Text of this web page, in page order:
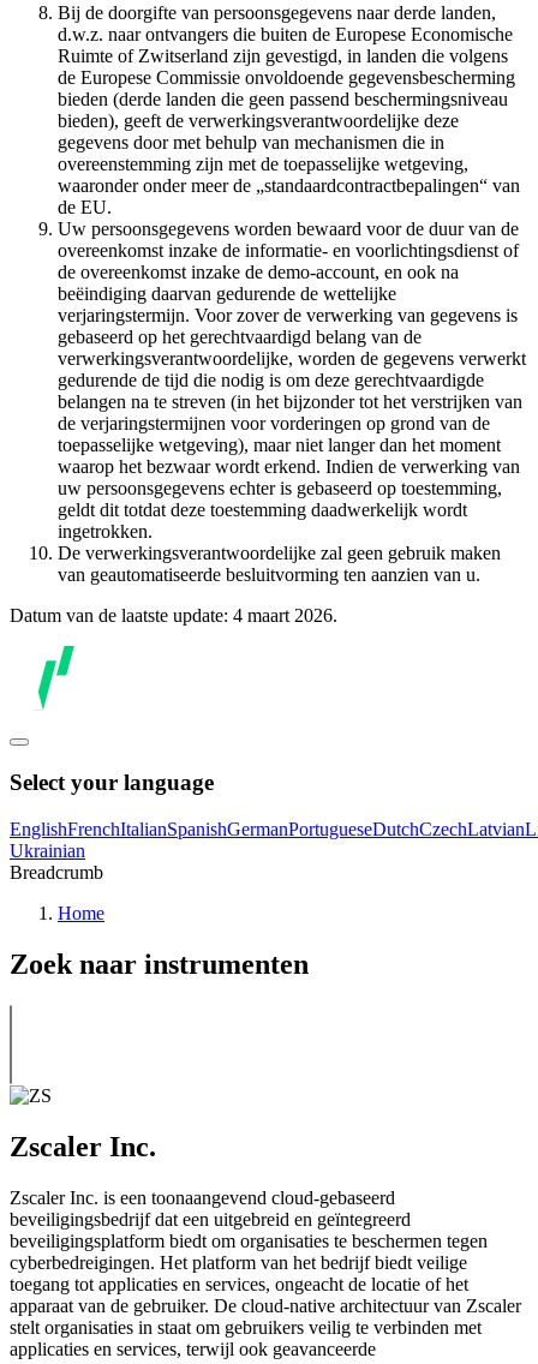
Bij de doorgifte van persoonsgegevens naar derde landen,
d.w.z. naar ontvangers die buiten de Europese Economische
Ruimte of Zwitserland zijn gevestigd, in landen die volgens
de Europese Commissie onvoldoende gegevensbescherming
bieden (derde landen die geen passend beschermingsniveau
bieden), geeft de verwerkingsverantwoordelijke deze
gegevens door met behulp van mechanismen die in
overeenstemming zijn met de toepasselijke wetgeving,
waaronder onder meer de „standaardcontractbepalingen“ van
de EU.
Uw persoonsgegevens worden bewaard voor de duur van de
overeenkomst inzake de informatie- en voorlichtingsdienst of
de overeenkomst inzake de demo-account, en ook na
beëindiging daarvan gedurende de wettelijke
verjaringstermijn. Voor zover de verwerking van gegevens is
gebaseerd op het gerechtvaardigd belang van de
verwerkingsverantwoordelijke, worden de gegevens verwerkt
gedurende de tijd die nodig is om deze gerechtvaardigde
belangen na te streven (in het bijzonder tot het verstrijken van
de verjaringstermijnen voor vorderingen op grond van de
toepasselijke wetgeving), maar niet langer dan het moment
waarop het bezwaar wordt erkend. Indien de verwerking van
uw persoonsgegevens echter is gebaseerd op toestemming,
geldt dit totdat deze toestemming daadwerkelijk wordt
ingetrokken.
De verwerkingsverantwoordelijke zal geen gebruik maken
van geautomatiseerde besluitvorming ten aanzien van u.
Datum van de laatste update: 4 maart 2026.
Select your language
EnglishFrenchItalianSpanishGermanPortugueseDutchCzechLatvian
Ukrainian
Breadcrumb
Home
Zoek naar instrumenten
Zscaler Inc.
Zscaler Inc. is een toonaangevend cloud-gebaseerd
beveiligingsbedrijf dat een uitgebreid en geïntegreerd
beveiligingsplatform biedt om organisaties te beschermen tegen
cyberbedreigingen. Het platform van het bedrijf biedt veilige
toegang tot applicaties en services, ongeacht de locatie of het
apparaat van de gebruiker. De cloud-native architectuur van Zscaler
stelt organisaties in staat om gebruikers veilig te verbinden met
applicaties en services, terwijl ook geavanceerde